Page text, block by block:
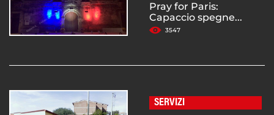
Pray for Paris:
Capaccio spegne...
3547
SERVIZI